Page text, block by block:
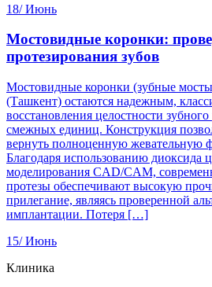
18/ Июнь
Мостовидные коронки:
протезирования зубов
Мостовидные коронки (зубные
(Ташкент) остаются надежным,
восстановления целостности
смежных единиц. Конструкция
вернуть полноценную жевательную
Благодаря использованию диоксида
моделирования CAD/CAM,
протезы обеспечивают высокую
прилегание, являясь проверенной
имплантации. Потеря […]
15/ Июнь
Клиника